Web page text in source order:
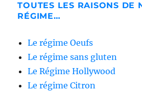
TOUTES LES RAISONS DE
RÉGIME…
Le régime Oeufs
Le régime sans gluten
Le Régime Hollywood
Le régime Citron